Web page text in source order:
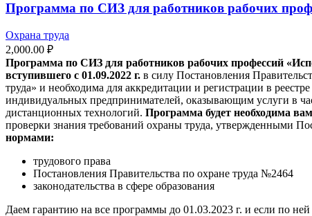
Программа по СИЗ для работников рабочих
Охрана труда
2,000.00 ₽
Программа по СИЗ для работников рабочих профессий
вступившего с 01.09.2022 г. в силу Постановления
труда» и необходима для аккредитации и регистрации в
индивидуальных предпринимателей, оказывающим услуги в
дистанционных технологий. Программа будет необходима
проверки знания требований охраны труда, утвержденными
нормами:
трудового права
Постановления Правительства по охране труда №2464
законодательства в сфере образования
Даем гарантию на все программы до 01.03.2023 г. и если по